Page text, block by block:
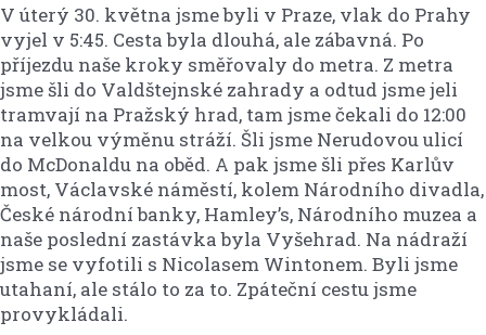
V úterý 30. května jsme byli v Praze, vlak do Prahy
vyjel v 5:45. Cesta byla dlouhá, ale zábavná. Po
příjezdu naše kroky směřovaly do metra. Z metra
jsme šli do Valdštejnské zahrady a odtud jsme jeli
tramvají na Pražský hrad, tam jsme čekali do 12:00
na velkou výměnu stráží. Šli jsme Nerudovou ulicí
do McDonaldu na oběd. A pak jsme šli přes Karlův
most, Václavské náměstí, kolem Národního divadla,
České národní banky, Hamley’s, Národního muzea a
naše poslední zastávka byla Vyšehrad. Na nádraží
jsme se vyfotili s Nicolasem Wintonem. Byli jsme
utahaní, ale stálo to za to. Zpáteční cestu jsme
provykládali.